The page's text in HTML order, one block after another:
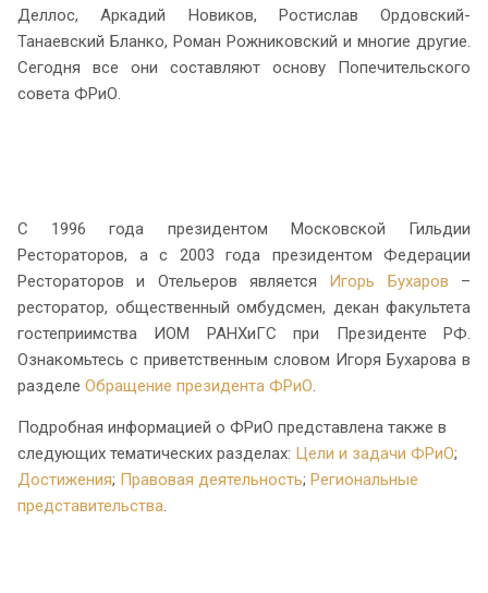
Деллос, Аркадий Новиков, Ростислав Ордовский-
Танаевский Бланко, Роман Рожниковский и многие другие.
Сегодня все они составляют основу Попечительского
совета ФРиО.
С 1996 года президентом Московской Гильдии
Рестораторов, а с 2003 года президентом Федерации
Рестораторов и Отельеров является Игорь Бухаров –
ресторатор, общественный омбудсмен, декан факультета
гостеприимства ИОМ РАНХиГС при Президенте РФ.
Ознакомьтесь с приветственным словом Игоря Бухарова в
разделе Обращение президента ФРиО.
Подробная информацией о ФРиО представлена также в
следующих тематических разделах: Цели и задачи ФРиО;
Достижения; Правовая деятельность; Региональные
представительства.